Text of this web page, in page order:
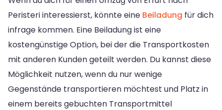
Peristeri interessierst, könnte eine Beiladung für dich
infrage kommen. Eine Beiladung ist eine
kostengünstige Option, bei der die Transportkosten
mit anderen Kunden geteilt werden. Du kannst diese
Möglichkeit nutzen, wenn du nur wenige
Gegenstände transportieren möchtest und Platz in
einem bereits gebuchten Transportmittel